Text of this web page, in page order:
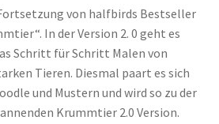
von halfbirds Bestseller
In der Version 2. 0 geht es
Schritt für Schritt Malen von
Tieren. Diesmal paart es sich
und Mustern und wird so zu der
Krummtier 2.0 Version.